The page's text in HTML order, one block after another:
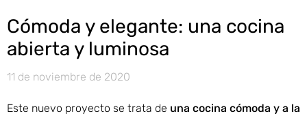
Cómoda y elegante: una cocina
abierta y luminosa
11 de noviembre de 2020
Este nuevo proyecto se trata de una cocina cómoda y a la